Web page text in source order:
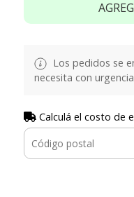
Los pedidos se
necesita con
Calculá el costo de